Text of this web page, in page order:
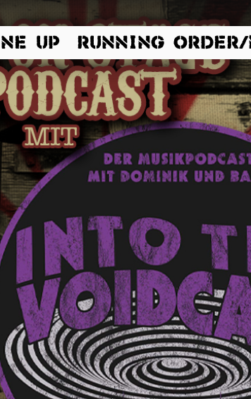
UP RUNNING